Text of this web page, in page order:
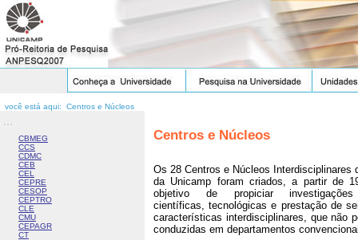
você está aqui: Centros e Núcleos
...
CBMEG
CCS
CDMC
CEB
CEL
CEPRE
CESOP
CEPTRO
CLE
CMU
CEPAGR
CT
Centros e Núcleos
Os 28 Centros e Núcleos Interdisciplinares
da Unicamp foram criados, a partir de
objetivo de propiciar
científicas, tecnológicas e prestação de
características interdisciplinares, que não
conduzidas em departamentos